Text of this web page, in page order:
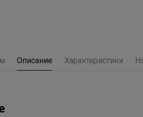
Описание Характеристики